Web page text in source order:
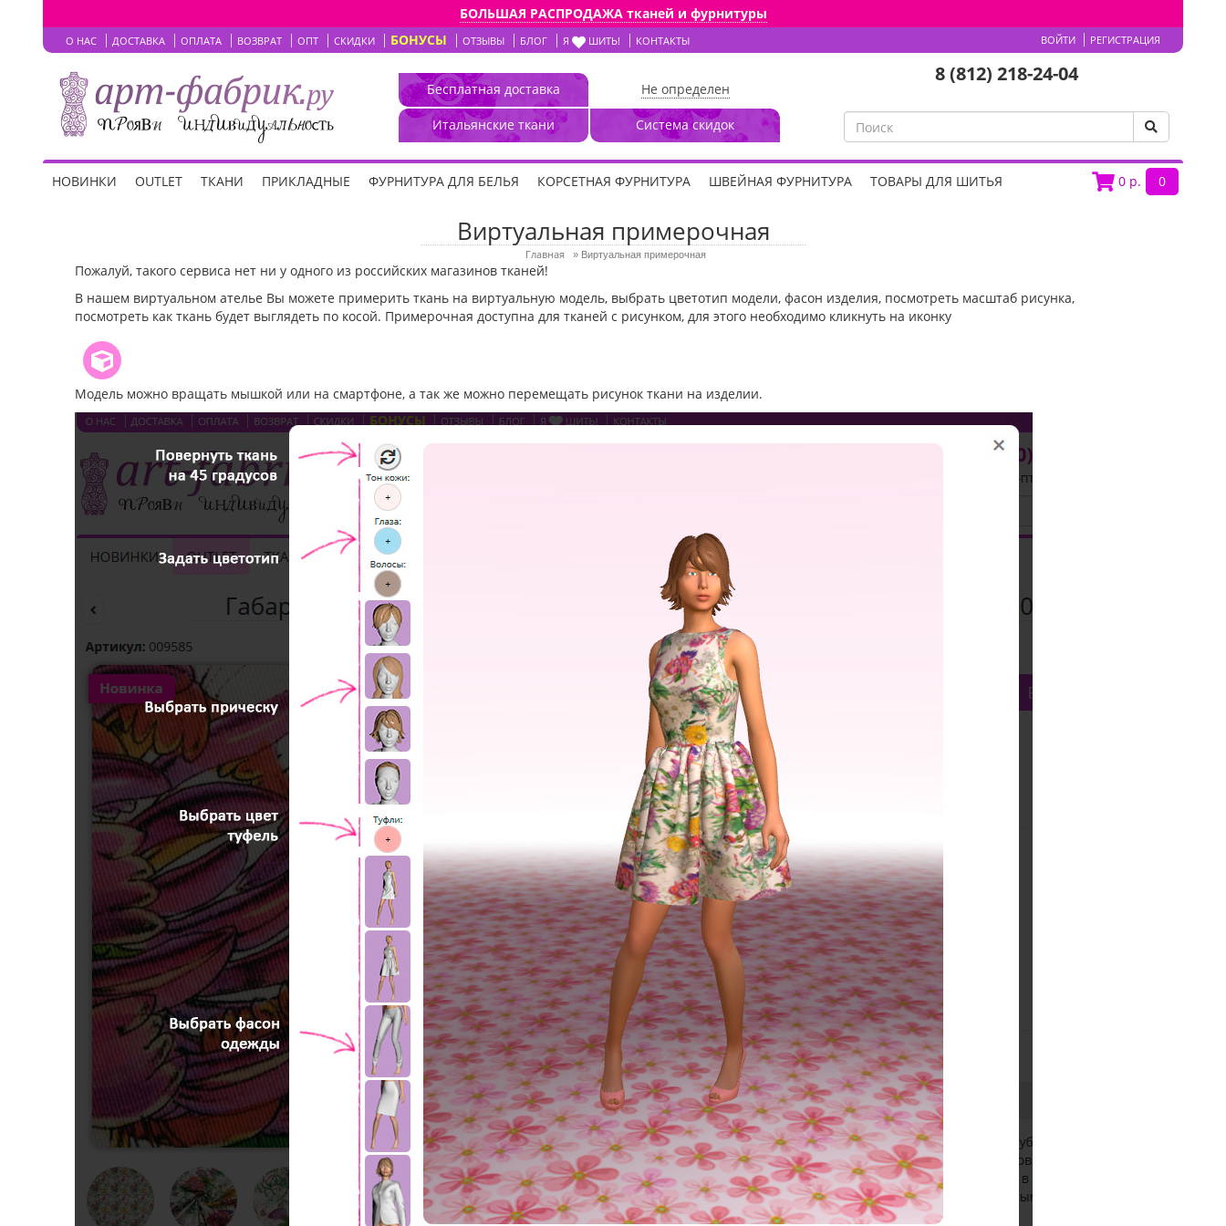
БОЛЬШАЯ РАСПРОДАЖА тканей и фурнитуры
О НАС ДОСТАВКА ОПЛАТА ВОЗВРАТ ОПТ СКИДКИ БОНУСЫ ОТЗЫВЫ БЛОГ Я ШИТЬ! КОНТАКТЫ ВОЙТИ РЕГИСТРАЦИЯ
Бесплатная доставка
Итальянские ткани
Не определен
Система скидок
8 (812) 218-24-04
0 р. 0
НОВИНКИ OUTLET ТКАНИ ПРИКЛАДНЫЕ ФУРНИТУРА ДЛЯ БЕЛЬЯ КОРСЕТНАЯ ФУРНИТУРА ШВЕЙНАЯ ФУРНИТУРА ТОВАРЫ ДЛЯ ШИТЬЯ
Виртуальная примерочная
Главная » Виртуальная примерочная
Пожалуй, такого сервиса нет ни у одного из российских магазинов тканей!
В нашем виртуальном ателье Вы можете примерить ткань на виртуальную модель, выбрать цветотип модели, фасон изделия, посмотреть масштаб рисунка,
посмотреть как ткань будет выглядеть по косой. Примерочная доступна для тканей с рисунком, для этого необходимо кликнуть на иконку
Модель можно вращать мышкой или на смартфоне, а так же можно перемещать рисунок ткани на изделии.